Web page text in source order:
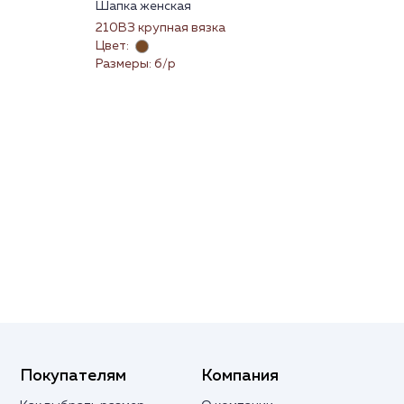
Шапка женская
210ВЗ крупная вязка
Цвет:
Размеры: б/р
Покупателям Компания